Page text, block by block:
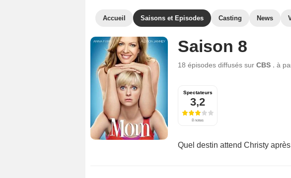
Accueil Saisons et Episodes Casting News
Saison 8
18 épisodes diffusés sur CBS à
Spectateurs
3,2
8 notes
Quel destin attend Christy